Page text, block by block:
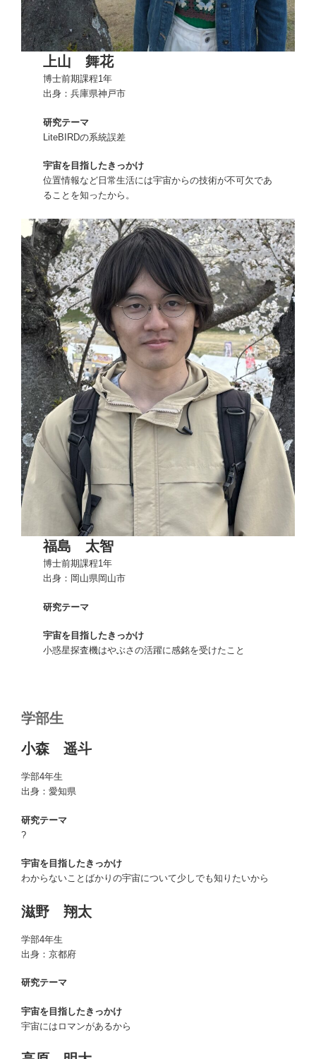
上山 舞花
博士前期課程1年
出身：兵庫県神戸市
研究テーマ
LiteBIRDの系統誤差
宇宙を目指したきっかけ
位置情報など日常生活には宇宙からの技術が不可欠であ
ることを知ったから。
福島 太智
博士前期課程1年
出身：岡山県岡山市
研究テーマ
宇宙を目指したきっかけ
小惑星探査機はやぶさの活躍に感銘を受けたこと
学部生
小森 遥斗
学部4年生
出身：愛知県
研究テーマ
?
宇宙を目指したきっかけ
わからないことばかりの宇宙について少しでも知りたいから
滋野 翔太
学部4年生
出身：京都府
研究テーマ
宇宙を目指したきっかけ
宇宙にはロマンがあるから